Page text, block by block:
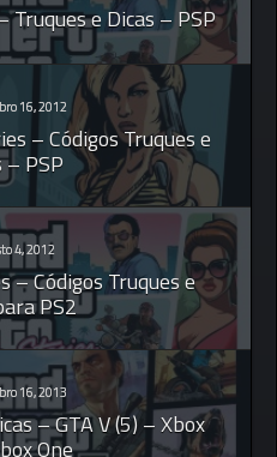
Truques e Dicas – PSP
16, 2012
– Códigos Truques e
– PSP
4, 2012
– Códigos Truques e
PS2
16, 2013
– GTA V (5) – Xbox
One